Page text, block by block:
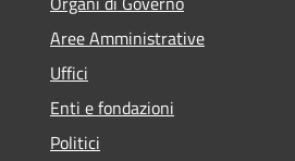
Aree Amministrative
Uffici
Enti e fondazioni
Politici